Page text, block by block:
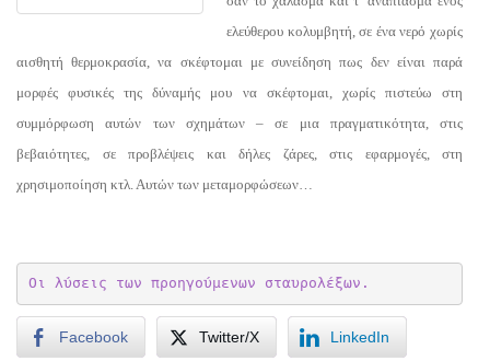
ελεύθερου κολυμβητή, σε ένα νερό χωρίς
αισθητή θερμοκρασία, να σκέφτομαι με συνείδηση πως δεν είναι παρά
μορφές φυσικές της δύναμής μου να σκέφτομαι, χωρίς πιστεύω στη
συμμόρφωση αυτών των σχημάτων – σε μια πραγματικότητα, στις
βεβαιότητες, σε προβλέψεις και δήλες ζάρες, στις εφαρμογές, στη
χρησιμοποίηση κτλ. Αυτών των μεταμορφώσεων…
Οι λύσεις των προηγούμενων σταυρολέξων.
Facebook Twitter/X LinkedIn